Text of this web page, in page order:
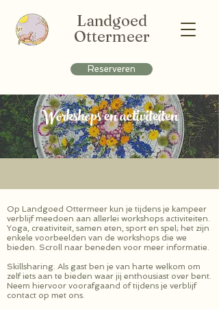
Landgoed
Ottermeer
Reserveren
Workshops en activiteiten
Op Landgoed Ottermeer kun je tijdens je kampeer
verblijf meedoen aan allerlei workshops activiteiten.
Yoga, creativiteit, samen eten, sport en spel; het zijn
enkele voorbeelden van de workshops die we
bieden. Scroll naar beneden voor meer informatie.
Skillsharing. Als gast ben je van harte welkom om
zelf iets aan te bieden waar jij enthousiast over bent.
Neem hiervoor voorafgaand of tijdens je verblijf
contact op met ons.